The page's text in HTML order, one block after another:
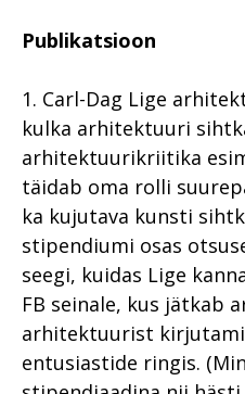
Publikatsioon
1. Carl-Dag Lige
kulka arhitektuuri
arhitektuurikriitika
täidab oma rolli
ka kujutava kunsti
stipendiumi osas
seegi, kuidas Lige
FB seinale, kus jätkab
arhitektuurist
entusiastide ringis.